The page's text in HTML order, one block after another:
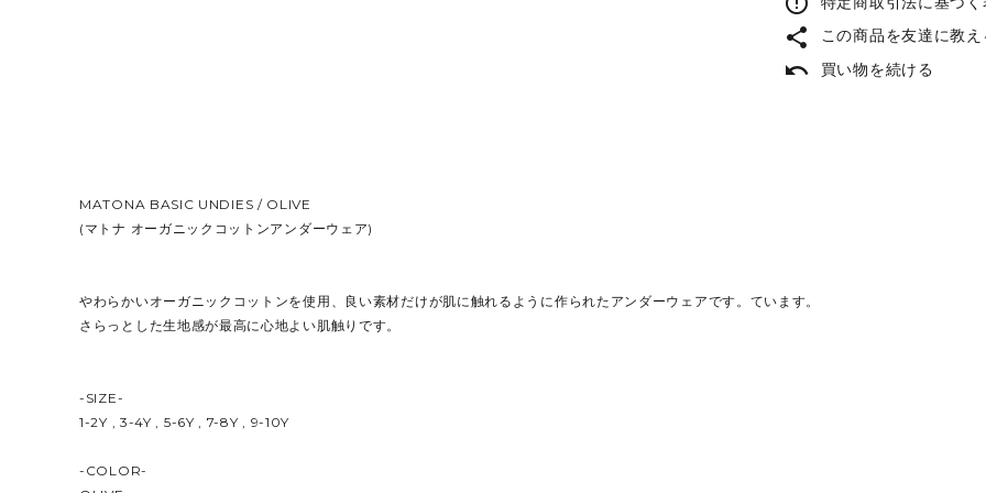
share この商品を友達に教え
undo 買い物を続ける
MATONA BASIC UNDIES / OLIVE
(マトナ オーガニックコットンアンダーウェア)
やわらかいオーガニックコットンを使用、良い素材だけが肌に触れるように作られたアンダーウェアです。ています。
さらっとした生地感が最高に心地よい肌触りです。
-SIZE-
1-2Y , 3-4Y , 5-6Y , 7-8Y , 9-10Y
-COLOR-